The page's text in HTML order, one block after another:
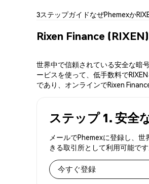
3ステップガイドなぜPhemexか
Rixen Finance
世界中で信頼されている安全な暗
ービスを使って、低手数料で
であり、オンラインでRixen
ステップ 1. 安全
メールでPhemexに登録し、
きる取引所として利用可能です
今すぐ登録